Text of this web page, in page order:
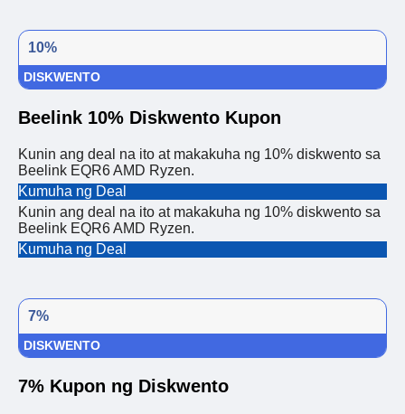
10%
DISKWENTO
Beelink 10% Diskwento Kupon
Kunin ang deal na ito at makakuha ng 10% diskwento sa
Beelink EQR6 AMD Ryzen.
Kumuha ng Deal
Kunin ang deal na ito at makakuha ng 10% diskwento sa
Beelink EQR6 AMD Ryzen.
Kumuha ng Deal
7%
DISKWENTO
7% Kupon ng Diskwento